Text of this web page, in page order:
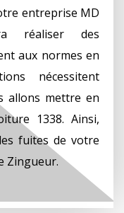
entreprise MD
réaliser des
aux normes en
nécessitent
allons mettre en
1338. Ainsi,
fuites de votre
Zingueur.